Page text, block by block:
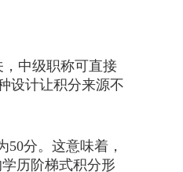
中级职称可直接
设计让积分来源不
分。这意味着，
历阶梯式积分形